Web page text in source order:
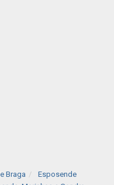
Braga
Esposende